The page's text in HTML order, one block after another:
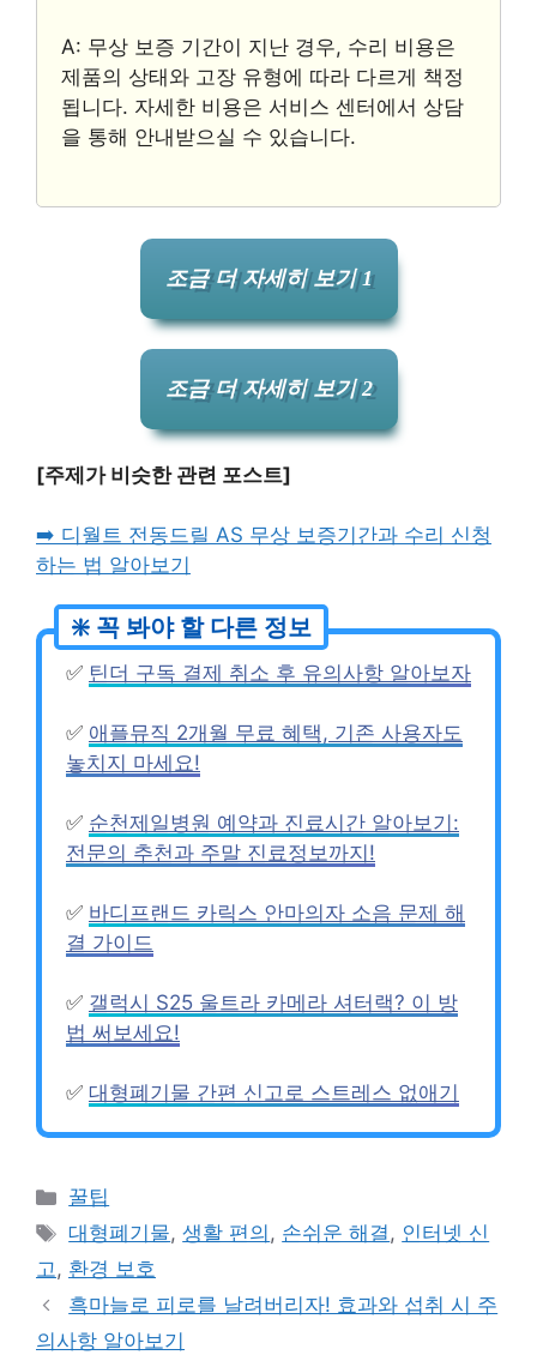
A: 무상 보증 기간이 지난 경우, 수리 비용은
제품의 상태와 고장 유형에 따라 다르게 책정
됩니다. 자세한 비용은 서비스 센터에서 상담
을 통해 안내받으실 수 있습니다.
조금 더 자세히 보기 1
조금 더 자세히 보기 2
[주제가 비슷한 관련 포스트]
➡️ 디월트 전동드릴 AS 무상 보증기간과 수리 신청
하는 법 알아보기
✅ 틴더 구독 결제 취소 후 유의사항 알아보자
✅ 애플뮤직 2개월 무료 혜택, 기존 사용자도
놓치지 마세요!
✅ 순천제일병원 예약과 진료시간 알아보기:
전문의 추천과 주말 진료정보까지!
✅ 바디프랜드 카릭스 안마의자 소음 문제 해
결 가이드
✅ 갤럭시 S25 울트라 카메라 셔터랙? 이 방
법 써보세요!
✅ 대형폐기물 간편 신고로 스트레스 없애기
카
테
리
꿀팁
태
그
대형폐기물,생활 편의 , 손쉬운 해결 , 인터넷 신
고, 환경 보호
흑마늘로 피로를 날려버리자! 효과와 섭취 시 주
의사항 알아보기